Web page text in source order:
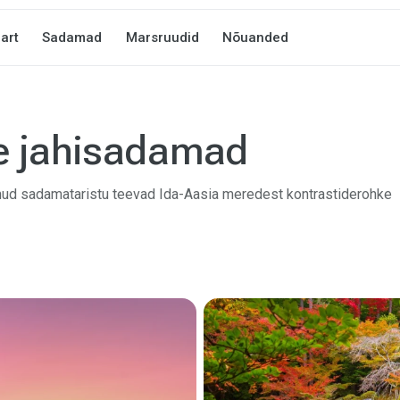
Sadamad Marsruudid Nõuanded
jahisadamad
sadamataristu teevad Ida-Aasia meredest kontrastiderohke